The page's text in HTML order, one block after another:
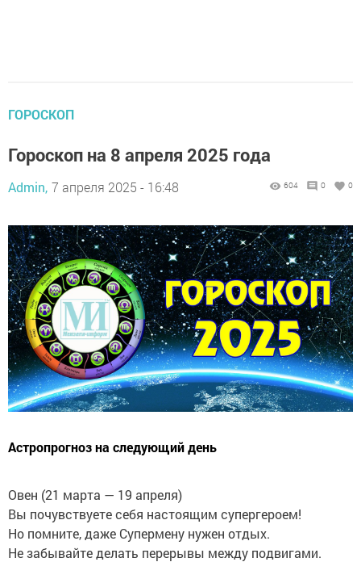
ГОРОСКОП
Гороскоп на 8 апреля 2025 года
Admin, 7 апреля 2025 - 16:48 604 0 0
Астропрогноз на следующий день
Овен (21 марта — 19 апреля)
Вы почувствуете себя настоящим супергероем!
Но помните, даже Супермену нужен отдых.
Не забывайте делать перерывы между подвигами.